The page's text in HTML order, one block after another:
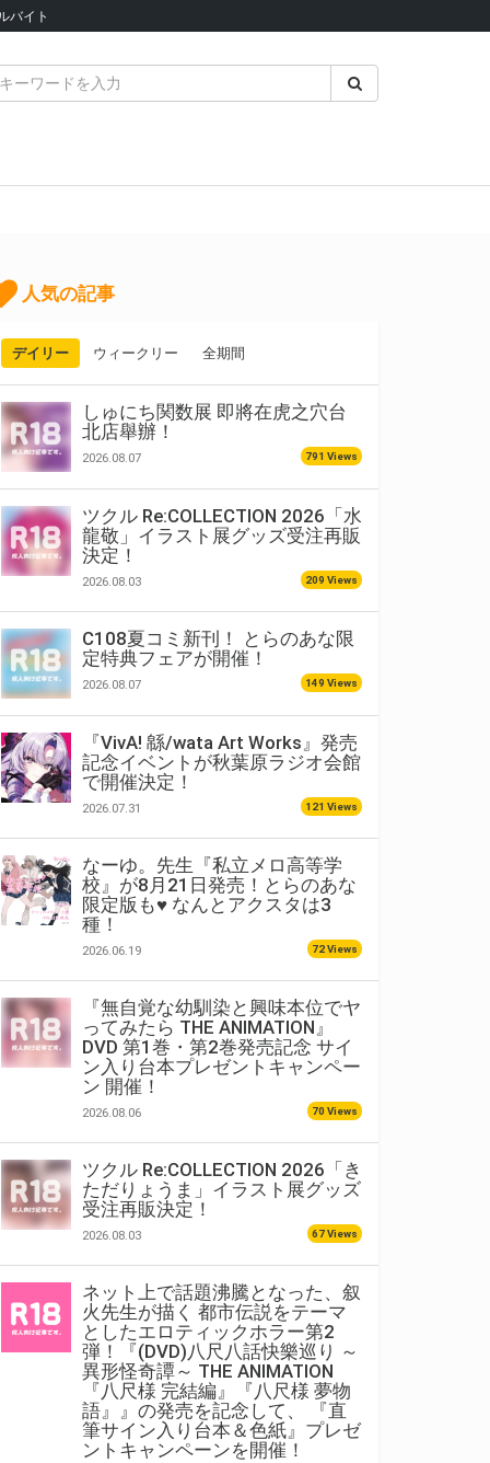
バイト
人気の記事
デイリー ウィークリー 全期間
しゅにち関数展 即將在虎之穴台
北店舉辦！
2026.08.07 791 Views
ツクル Re:COLLECTION 2026「水
龍敬」イラスト展グッズ受注再販
決定！
2026.08.03 209 Views
C108夏コミ新刊！ とらのあな限
定特典フェアが開催！
2026.08.07 149 Views
『VivA! 緜/wata Art Works』発売
記念イベントが秋葉原ラジオ会館
で開催決定！
2026.07.31 121 Views
なーゆ。先生『私立メロ高等学
校』が8月21日発売！とらのあな
限定版も♥ なんとアクスタは3
種！
2026.06.19 72 Views
『無自覚な幼馴染と興味本位でヤ
ってみたら THE ANIMATION』
DVD 第1巻・第2巻発売記念 サイ
ン入り台本プレゼントキャンペー
ン 開催！
2026.08.06 70 Views
ツクル Re:COLLECTION 2026「き
ただりょうま」イラスト展グッズ
受注再販決定！
2026.08.03 67 Views
ネット上で話題沸騰となった、叙
火先生が描く 都市伝説をテーマ
としたエロティックホラー第2
弾！『(DVD)八尺八話快樂巡り ～
異形怪奇譚～ THE ANIMATION
『八尺様 完結編』『八尺様 夢物
語』』の発売を記念して、 『直
筆サイン入り台本＆色紙』プレゼ
ントキャンペーンを開催！